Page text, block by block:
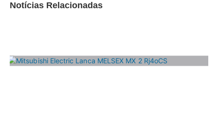
Notícias Relacionadas